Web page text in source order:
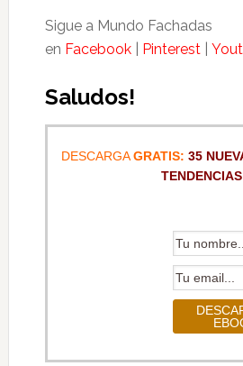
Sigue a Mundo Fachadas
en Facebook| Pinterest|
Saludos!
DESCARGAGRATIS: 35
TENDENCIAS